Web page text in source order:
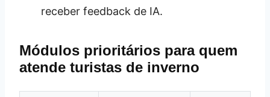
receber feedback de IA.
Módulos prioritários para quem
atende turistas de inverno